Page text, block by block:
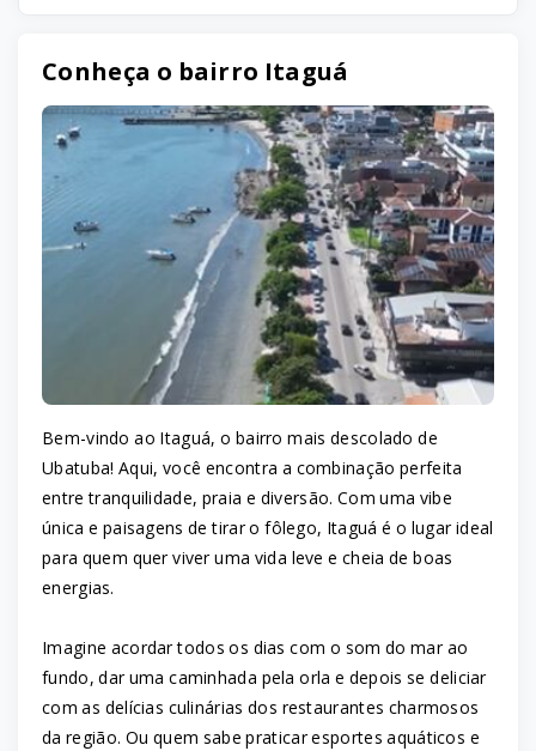
Conheça o bairro Itaguá
Bem-vindo ao Itaguá, o bairro mais descolado de
Ubatuba! Aqui, você encontra a combinação perfeita
entre tranquilidade, praia e diversão. Com uma vibe
única e paisagens de tirar o fôlego, Itaguá é o lugar ideal
para quem quer viver uma vida leve e cheia de boas
energias.
Imagine acordar todos os dias com o som do mar ao
fundo, dar uma caminhada pela orla e depois se deliciar
com as delícias culinárias dos restaurantes charmosos
da região. Ou quem sabe praticar esportes aquáticos e